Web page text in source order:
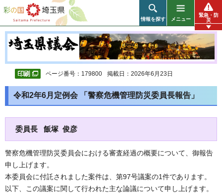
彩の国 埼玉県
情報を探す メニュー
緊急・防
災
ページ番号：179800 掲載日：2026年6月23日
令和2年6月定例会 「警察危機管理防災委員長報告」
委員長 飯塚 俊彦
警察危機管理防災委員会における審査経過の概要について、御報告
申し上げます。
本委員会に付託されました案件は、第97号議案の1件であります。
以下、この議案に関して行われた主な論議について申し上げます。